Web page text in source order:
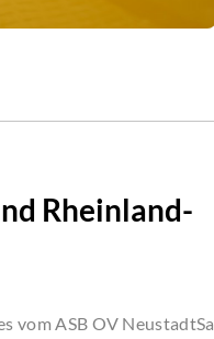
Rheinland-
vom ASB OV NeustadtSa